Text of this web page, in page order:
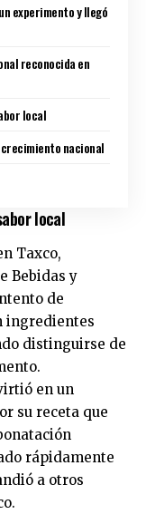
experimento y llegó
reconocida en
local
crecimiento nacional
local
Taxco,
Bebidas y
de
ingredientes
distinguirse de
en un
su receta que
rápidamente
a otros